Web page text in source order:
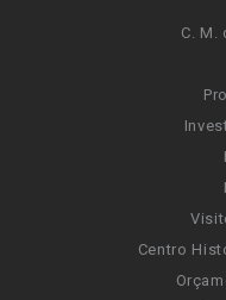
C. M.
Centro